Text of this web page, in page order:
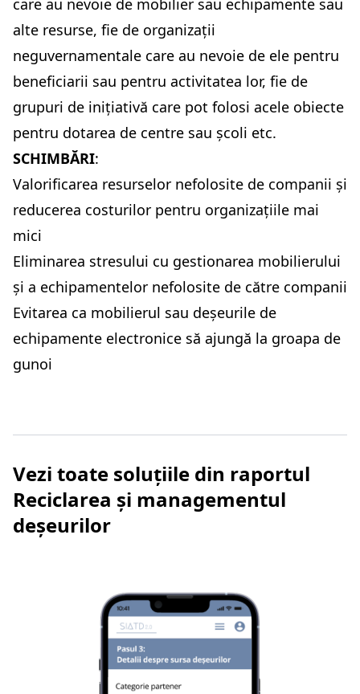
care au nevoie de mobilier sau echipamente sau
alte resurse, fie de organizații
neguvernamentale care au nevoie de ele pentru
beneficiarii sau pentru activitatea lor, fie de
grupuri de inițiativă care pot folosi acele obiecte
pentru dotarea de centre sau școli etc.
SCHIMBĂRI:
Valorificarea resurselor nefolosite de companii și
reducerea costurilor pentru organizațiile mai
mici
Eliminarea stresului cu gestionarea mobilierului
și a echipamentelor nefolosite de către companii
Evitarea ca mobilierul sau deșeurile de
echipamente electronice să ajungă la groapa de
gunoi
Vezi toate soluțiile din raportul
Reciclarea și managementul
deșeurilor